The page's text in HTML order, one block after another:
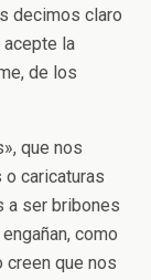
decimos claro
la
de los
que nos
caricaturas
a ser bribones
como
creen que nos